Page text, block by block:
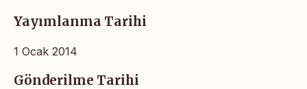
Yayımlanma Tarihi
1 Ocak 2014
Gönderilme Tarihi